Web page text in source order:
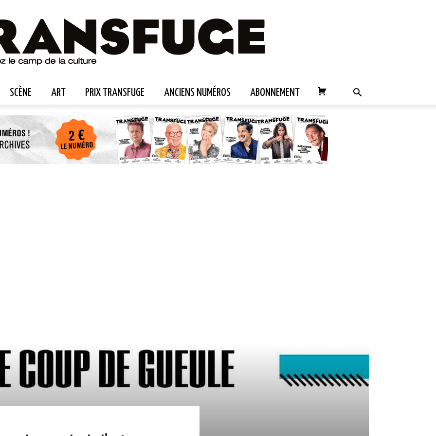
SCÈNE ART PRIX TRANSFUGE ANCIENS NUMÉROS ABONNEMENT